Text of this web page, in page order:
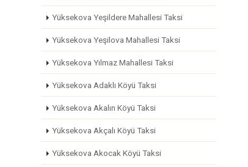
Yüksekova Yeşildere Mahallesi Taksi
Yüksekova Yeşilova Mahallesi Taksi
Yüksekova Yılmaz Mahallesi Taksi
Yüksekova Adaklı Köyü Taksi
Yüksekova Akalın Köyü Taksi
Yüksekova Akçalı Köyü Taksi
Yüksekova Akocak Köyü Taksi